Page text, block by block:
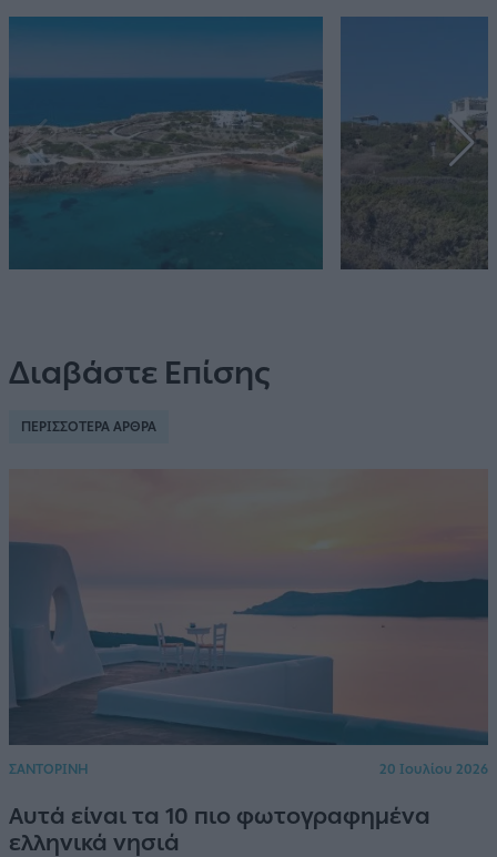
Διαβάστε Επίσης
ΠΕΡΙΣΣΟΤΕΡΑ ΑΡΘΡΑ
ΣΑΝΤΟΡΙΝΗ 20 Ιουλίου 2026
Αυτά είναι τα 10 πιο φωτογραφημένα
ελληνικά νησιά